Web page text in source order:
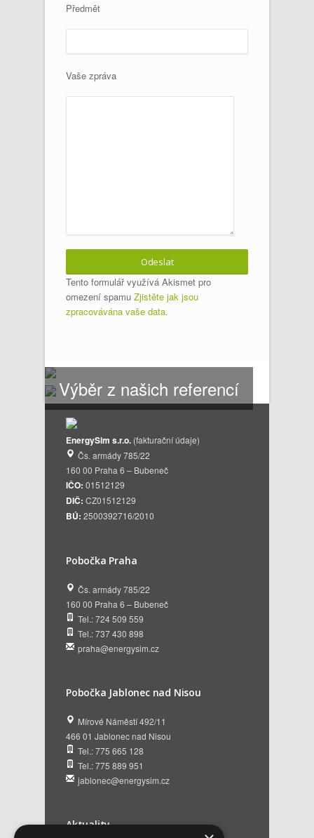
Předmět
Vaše zpráva
Tento formulář využívá Akismet pro
omezení spamu Zjistěte jak jsou
zpracovávána vaše data.
Výběr z našich referencí
EnergySim s.r.o. (fakturační údaje)
Čs. armády 785/22
160 00 Praha 6 – Bubeneč
IČO: 01512129
DIČ: CZ01512129
BÚ: 2500392716/2010
Pobočka Praha
Čs. armády 785/22
160 00 Praha 6 – Bubeneč
Tel.: 724 509 559
Tel.: 737 430 898
praha@energysim.cz
Pobočka Jablonec nad Nisou
Mírové Náměstí 492/11
466 01 Jablonec nad Nisou
Tel.: 775 665 128
Tel.: 775 889 951
jablonec@energysim.cz
Aktuality